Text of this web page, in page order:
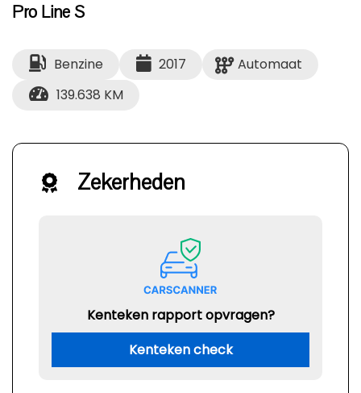
Pro Line S
Benzine 2017
Automaat
139.638 KM
Zekerheden
Kenteken rapport opvragen?
Kenteken check